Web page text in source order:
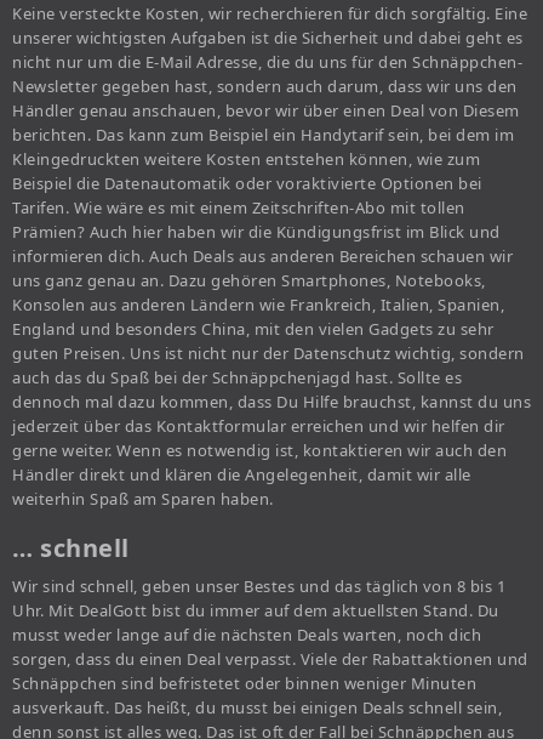
Keine versteckte Kosten, wir recherchieren für dich sorgfältig. Eine
unserer wichtigsten Aufgaben ist die Sicherheit und dabei geht es
nicht nur um die E-Mail Adresse, die du uns für den Schnäppchen-
Newsletter gegeben hast, sondern auch darum, dass wir uns den
Händler genau anschauen, bevor wir über einen Deal von Diesem
berichten. Das kann zum Beispiel ein Handytarif sein, bei dem im
Kleingedruckten weitere Kosten entstehen können, wie zum
Beispiel die Datenautomatik oder voraktivierte Optionen bei
Tarifen. Wie wäre es mit einem Zeitschriften-Abo mit tollen
Prämien? Auch hier haben wir die Kündigungsfrist im Blick und
informieren dich. Auch Deals aus anderen Bereichen schauen wir
uns ganz genau an. Dazu gehören Smartphones, Notebooks,
Konsolen aus anderen Ländern wie Frankreich, Italien, Spanien,
England und besonders China, mit den vielen Gadgets zu sehr
guten Preisen. Uns ist nicht nur der Datenschutz wichtig, sondern
auch das du Spaß bei der Schnäppchenjagd hast. Sollte es
dennoch mal dazu kommen, dass Du Hilfe brauchst, kannst du uns
jederzeit über das Kontaktformular erreichen und wir helfen dir
gerne weiter. Wenn es notwendig ist, kontaktieren wir auch den
Händler direkt und klären die Angelegenheit, damit wir alle
weiterhin Spaß am Sparen haben.
… schnell
Wir sind schnell, geben unser Bestes und das täglich von 8 bis 1
Uhr. Mit DealGott bist du immer auf dem aktuellsten Stand. Du
musst weder lange auf die nächsten Deals warten, noch dich
sorgen, dass du einen Deal verpasst. Viele der Rabattaktionen und
Schnäppchen sind befristetet oder binnen weniger Minuten
ausverkauft. Das heißt, du musst bei einigen Deals schnell sein,
denn sonst ist alles weg. Das ist oft der Fall bei Schnäppchen aus